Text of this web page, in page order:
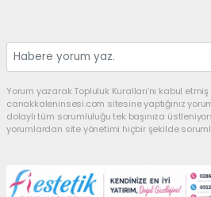
Yorum yazarak Topluluk Kuralları’nı kabul
canakkaleninsesi.com sitesine yaptığınız
dolaylı tüm sorumluluğu tek başınıza
yorumlardan site yönetimi hiçbir şekilde